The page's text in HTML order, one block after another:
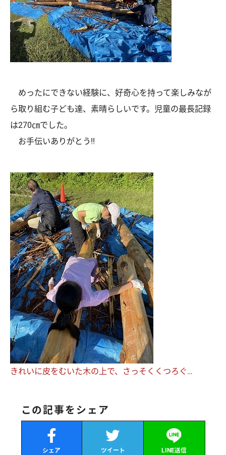
めったにできない経験に、好奇心を持って楽しみなが
ら取り組む子ども達、素晴らしいです。児童の最長記録
は270㎝でした。
お手伝いありがとう!!
きれいに皮をむいた木の上で、さっそくくつろぐ…
この記事をシェア
シェア ツイート LINE送信